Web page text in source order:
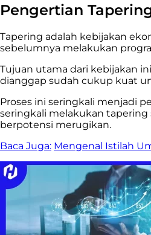
Pengertian
Tapering adalah kebijakan
sebelumnya melakukan
Tujuan utama dari kebijakan
dianggap sudah cukup kuat
Proses ini seringkali menjadi
seringkali melakukan
berpotensi merugikan.
Baca Juga: Mengenal Istilah